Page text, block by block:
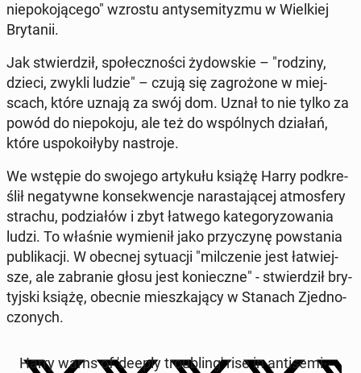
nie­po­ko­ją­ce­go" wzrostu an­ty­se­mi­ty­zmu w Wiel­kiej
Bry­ta­nii.
Jak stwier­dził, spo­łecz­no­ści ży­dow­skie – "rodziny,
dzieci, zwykli ludzie" – czują się za­gro­żo­ne w miej­
scach, które uznają za swój dom. Uznał to nie tylko za
powód do nie­po­ko­ju, ale też do wspól­nych działań,
które uspo­ko­iły­by na­stro­je.
We wstępie do swojego ar­ty­ku­łu książę Harry pod­kre­
ślił ne­ga­tyw­ne kon­se­kwen­cje na­ra­sta­ją­cej at­mos­fe­ry
strachu, po­dzia­łów i zbyt łatwego ka­te­go­ry­zo­wa­nia
ludzi. To właśnie wy­mie­nił jako przy­czy­nę po­wsta­nia
pu­bli­ka­cji. W obecnej sy­tu­acji "mil­cze­nie jest ła­twiej­
sze, ale za­bra­nie głosu jest ko­niecz­ne" - stwier­dził bry­
tyj­ski książę, obecnie miesz­ka­ją­cy w Stanach Zjed­no­
czo­nych.
Harry warns of 'deeply tro­ublin­g' rise in an­ti­se­mi­